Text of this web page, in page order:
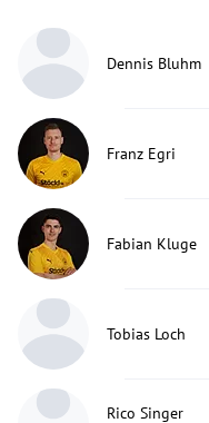
Dennis Bluhm
Franz Egri
Fabian Kluge
Tobias Loch
Rico Singer